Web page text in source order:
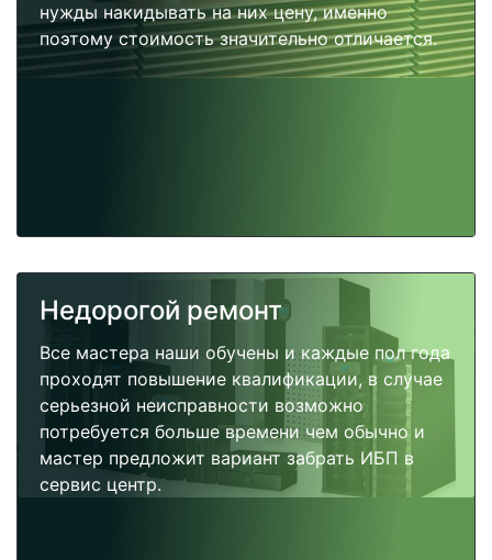
нужды накидывать на них цену, именно
поэтому стоимость значительно отличается.
Недорогой ремонт
Все мастера наши обучены и каждые пол года
проходят повышение квалификации, в случае
серьезной неисправности возможно
потребуется больше времени чем обычно и
мастер предложит вариант забрать ИБП в
сервис центр.